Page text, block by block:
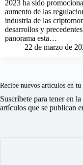
2023 ha sido
aumento de las
industria de las
desarrollos y
panorama esta…
22 de marzo de
Recibe nuevos artículos en
Suscríbete para tener en
artículos que se publican